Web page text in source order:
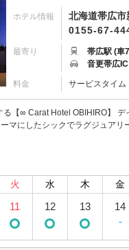
ホテル情報
北海道帯広
0155-67-
最寄り
帯広駅 (車
音更帯広IC
料金 サービスタイム
【∞ Carat Hotel OBIHIRO】
マにしたシックでラグジュア
火 水 木 金
11 12 13
14
-